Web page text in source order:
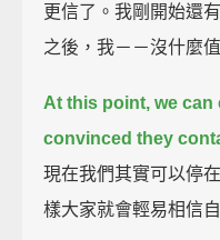
更信了。我剛開始還
之後，我－－沒什麼
At this point, we can
convinced they
現在我們其實可以停
樣大家就會輕易相信